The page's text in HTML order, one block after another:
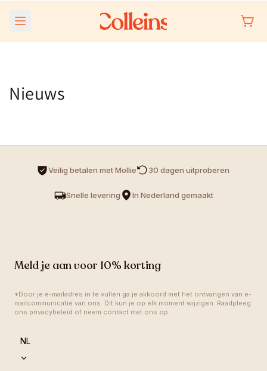
Meteen
content
Nieuws
Veilig betalen met Mollie 30 dagen uitproberen
Snelle levering In Nederland gemaakt
Meld je aan voor 10% korting
*Door je e-mailadres in te vullen ga je akkoord met het ontvangen van e-
mailcommunicatie van ons. Dit kun je op elk moment wijzigen. Raadpleeg
ons privacybeleid of neem contact met ons op.
NL